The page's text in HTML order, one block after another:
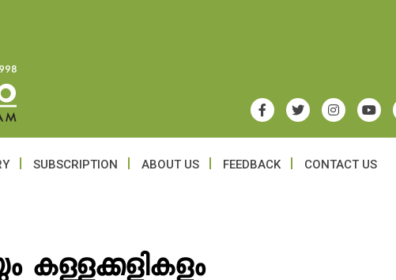
SUBSCRIPTION ABOUT US FEEDBACK CONTACT US
കള്ളക്കളികളും